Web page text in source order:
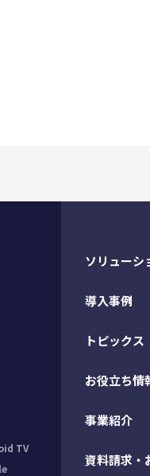
TV
ソリューシ
導入事例
トピックス
お役立ち情
事業紹介
資料請求・